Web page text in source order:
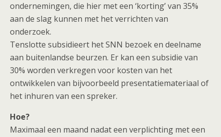
ondernemingen, die hier met een ‘korting’ van 35%
aan de slag kunnen met het verrichten van
onderzoek.
Tenslotte subsidieert het SNN bezoek en deelname
aan buitenlandse beurzen. Er kan een subsidie van
30% worden verkregen voor kosten van het
ontwikkelen van bijvoorbeeld presentatiemateriaal of
het inhuren van een spreker.
Hoe?
Maximaal een maand nadat een verplichting met een